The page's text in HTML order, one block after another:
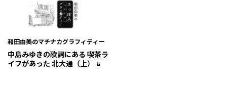
和田由美のマチナカグラフィティー
中島みゆきの歌詞にある 喫茶ラ
イフがあった 北大通（上）